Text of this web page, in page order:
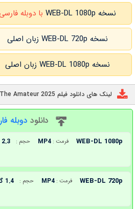
نسخه WEB-DL 1080p با دوبله
نسخه WEB-DL 720p زبان اصلی
نسخه WEB-DL 1080p زبان اصلی
لینک های دانلود فیلم The Amateur 2025
دانلود دوبله
WEB-DL 1080p فرمت : MP4 حجم : 2.3 گیگابایت
WEB-DL 720p فرمت : MP4 حجم : 1.4 گیگابایت